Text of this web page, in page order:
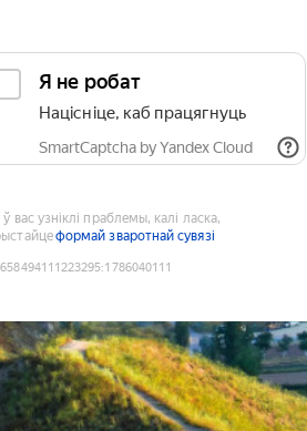
Я не робат
Націсніце, каб працягнуць
SmartCaptcha by Yandex Cloud
ў вас узніклі праблемы, калі ласка,
формай зваротнай сувязі
:1786040111